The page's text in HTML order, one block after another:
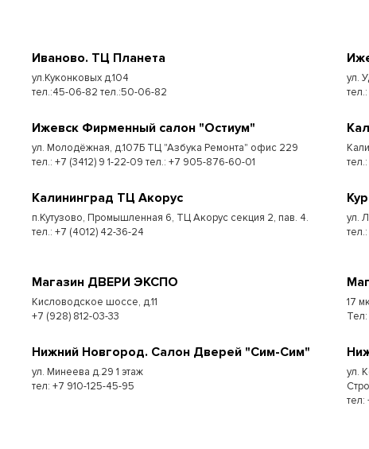
Иваново. ТЦ Планета
ул.Куконковых д.104
тел.:45-06-82 тел.:50-06-82
ул.
Ижевск Фирменный салон "Остиум"
ул. Молодёжная, д.107Б ТЦ "Азбука Ремонта" офис 229
тел.: +7 (3412) 9 1-22-09 тел.: +7 905-876-60-01
Калининград ТЦ Акорус
п.Кутузово, Промышленная 6, ТЦ Акорус секция 2, пав. 4.
тел.: +7 (4012) 42-36-24
ул.
Магазин ДВЕРИ ЭКСПО
Кисловодское шоссе, д.11
+7 (928) 812-03-33
17
Нижний Новгород. Салон Дверей "Сим-Сим"
ул. Минеева д.29 1 этаж
тел: +7 910-125-45-95
ул.
тел: